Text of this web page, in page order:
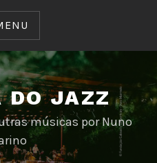
DO JAZZ
músicas por Nuno